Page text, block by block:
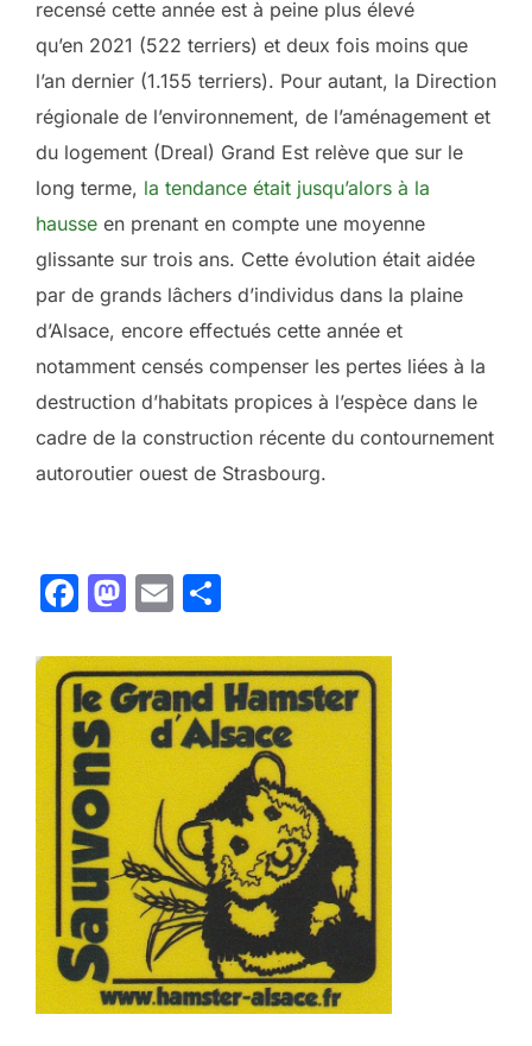
recensé cette année est à peine plus élevé
qu’en 2021 (522 terriers) et deux fois moins que
l’an dernier (1.155 terriers). Pour autant, la Direction
régionale de l’environnement, de l’aménagement et
du logement (Dreal) Grand Est relève que sur le
long terme, la tendance était jusqu’alors à la
hausse en prenant en compte une moyenne
glissante sur trois ans. Cette évolution était aidée
par de grands lâchers d’individus dans la plaine
d’Alsace, encore effectués cette année et
notamment censés compenser les pertes liées à la
destruction d’habitats propices à l’espèce dans le
cadre de la construction récente du contournement
autoroutier ouest de Strasbourg.
F
c
e
b
o
o
k
M
st
o
d
o
n
E
ai
l
ta
g
er